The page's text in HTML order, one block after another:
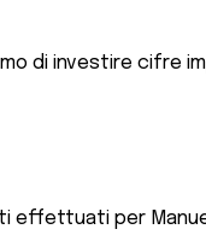
di investire cifre
effettuati per